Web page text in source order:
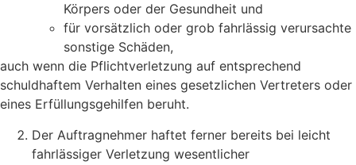
Körpers oder der Gesundheit und
für vorsätzlich oder grob fahrlässig verursachte
sonstige Schäden,
auch wenn die Pflichtverletzung auf entsprechend
schuldhaftem Verhalten eines gesetzlichen Vertreters oder
eines Erfüllungsgehilfen beruht.
Der Auftragnehmer haftet ferner bereits bei leicht
fahrlässiger Verletzung wesentlicher